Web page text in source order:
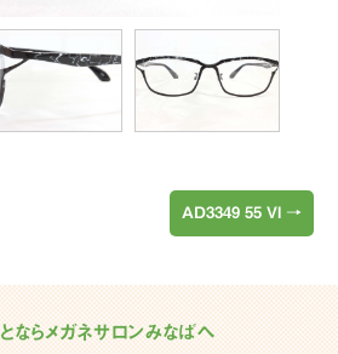
AD3349 55 VI →
ならメガネサロンみなばへ